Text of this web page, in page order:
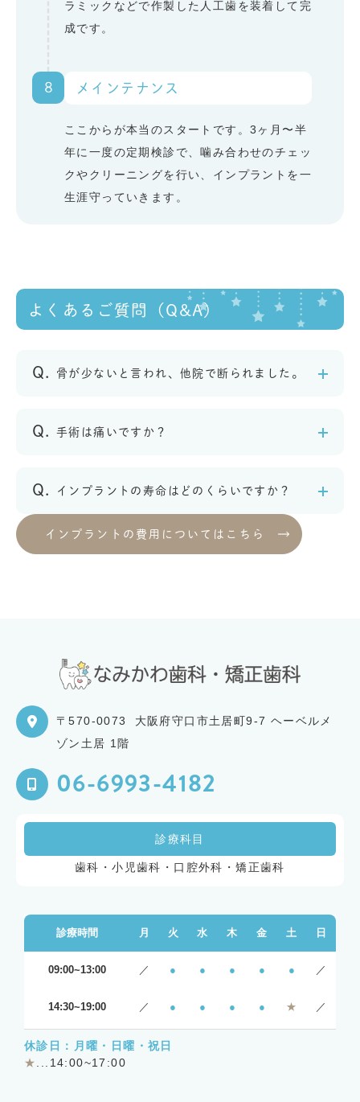
ラミックなどで作製した人工歯を装着して完
成です。
8 メインテナンス
ここからが本当のスタートです。3ヶ月〜半
年に一度の定期検診で、噛み合わせのチェッ
クやクリーニングを行い、インプラントを一
生涯守っていきます。
よくあるご質問（Q&A）
骨が少ないと言われ、他院で断られました。
手術は痛いですか？
インプラントの寿命はどのくらいですか？
インプラントの費用についてはこちら
〒570-0073
大阪府守口市土居町9-7 ヘーベルメ
ゾン土居 1階
06-6993-4182
診療科目
歯科・小児歯科・口腔外科・矯正歯科
診療時間 月 火 水 木 金 土 日
09:00~13:00 ／ ● ● ● ● ● ／
14:30~19:00 ／ ● ● ● ● ★ ／
休診日：月曜・日曜・祝日
★
...14:00~17:00